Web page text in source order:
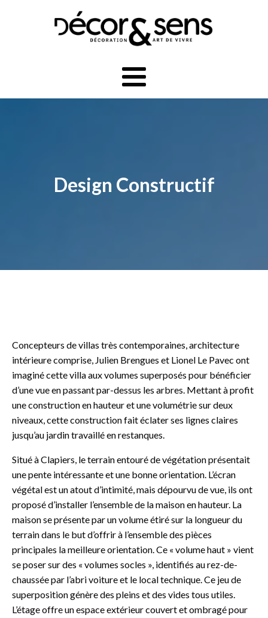
Design Constructif
Concepteurs de villas très contemporaines, architecture
intérieure comprise, Julien Brengues et Lionel Le Pavec ont
imaginé cette villa aux volumes superposés pour bénéficier
d’une vue en passant par-dessus les arbres. Mettant à profit
une construction en hauteur et une volumétrie sur deux
niveaux, cette construction fait éclater ses lignes claires
jusqu’au jardin travaillé en restanques.
Situé à Clapiers, le terrain entouré de végétation présentait
une pente intéressante et une bonne orientation. L’écran
végétal est un atout d’intimité, mais dépourvu de vue, ils ont
proposé d’installer l’ensemble de la maison en hauteur. La
maison se présente par un volume étiré sur la longueur du
terrain dans le but d’offrir à l’ensemble des pièces
principales la meilleure orientation. Ce « volume haut » vient
se poser sur des « volumes socles », identifiés au rez-de-
chaussée par l’abri voiture et le local technique. Ce jeu de
superposition génère des pleins et des vides tous utiles.
L’étage offre un espace extérieur couvert et ombragé pour